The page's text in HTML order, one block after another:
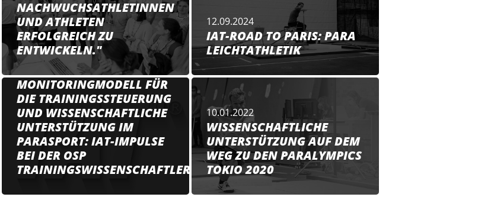
NACHWUCHSATHLETINNEN
UND ATHLETEN
ERFOLGREICH ZU
ENTWICKELN."
12.09.2024
IAT-ROAD TO PARIS: PARA
LEICHTATHLETIK
08.11.2023
MONITORINGMODELL FÜR
DIE TRAININGSSTEUERUNG
UND WISSENSCHAFTLICHE
UNTERSTÜTZUNG IM
PARASPORT: IAT-IMPULSE
BEI DER OSP
TRAININGSWISSENSCHAFTLERTAGUNG
10.01.2022
WISSENSCHAFTLICHE
UNTERSTÜTZUNG AUF DEM
WEG ZU DEN PARALYMPICS
TOKIO 2020